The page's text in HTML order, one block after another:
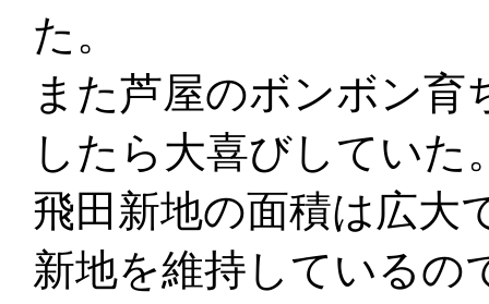
た。
また芦屋のボンボン育
したら大喜びしていた
飛田新地の面積は広大
新地を維持しているの